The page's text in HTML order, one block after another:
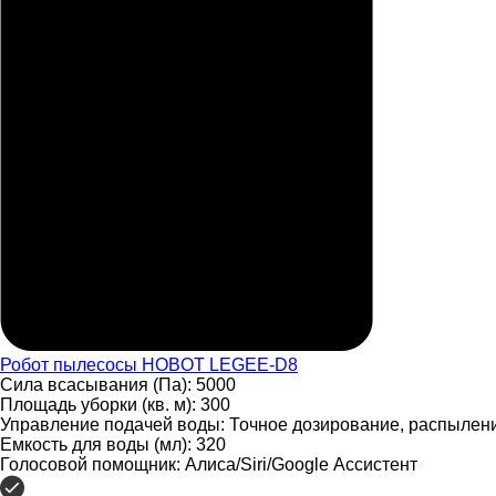
Робот пылесосы HOBOT LEGEE-D8
Сила всасывания (Па): 5000
Площадь уборки (кв. м): 300
Управление подачей воды: Точное дозирование,
Емкость для воды (мл): 320
Голосовой помощник: Алиса/Siri/Google Ассистент